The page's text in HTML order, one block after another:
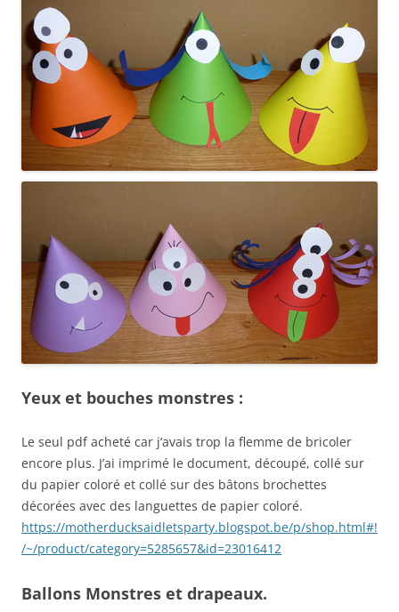
Yeux et bouches monstres :
Le seul pdf acheté car j’avais trop la flemme de bricoler
encore plus. J’ai imprimé le document, découpé, collé sur
du papier coloré et collé sur des bâtons brochettes
décorées avec des languettes de papier coloré.
https://motherducksaidletsparty.blogspot.be/p/shop.html#!
/~/product/category=5285657&id=23016412
Ballons Monstres et drapeaux.